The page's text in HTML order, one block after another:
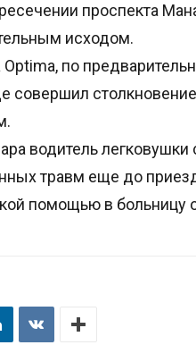
проспекта
исходом.
Optima, по
совершил
водитель
травм еще до
помощью в больницу